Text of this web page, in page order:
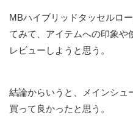
MBハイブリッドタッセルロ
てみて、アイテムへの印象や
レビューしようと思う。
結論からいうと、メインシュ
買って良かったと思う。